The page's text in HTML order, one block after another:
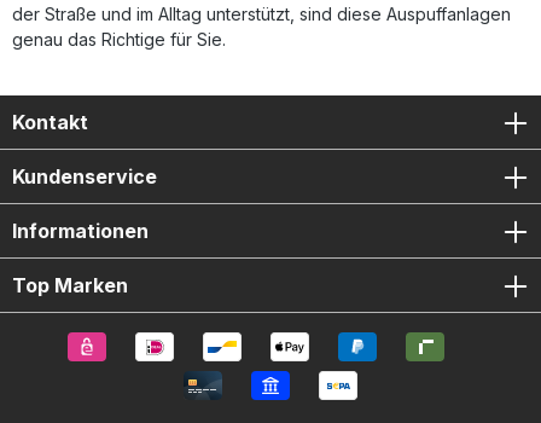
der Straße und im Alltag unterstützt, sind diese Auspuffanlagen
genau das Richtige für Sie.
Kontakt
Kundenservice
Informationen
Top Marken